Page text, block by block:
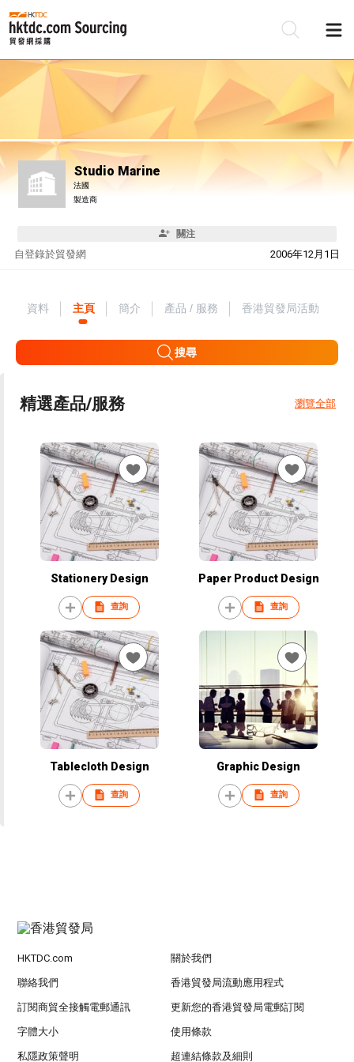
Studio Marine
法國
製造商
關注
自 2006年12月1日
登錄於貿發網
資料 主頁 簡介 產品 / 服務 香港貿發局活動
搜尋
精選產品/服務 瀏覽全部
Stationery Design
查詢
Paper Product Design
查詢
Tablecloth Design
查詢
Graphic Design
查詢
HKTDC.com 關於我們
聯絡我們 香港貿發局流動應用程式
訂閱商貿全接觸電郵通訊 更新您的香港貿發局電郵訂閱
字體大小 使用條款
私隱政策聲明 超連結條款及細則